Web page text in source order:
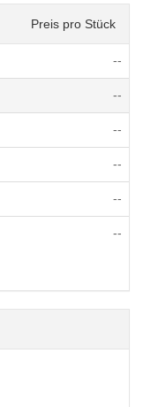
Preis pro Stück
--
--
--
--
--
--